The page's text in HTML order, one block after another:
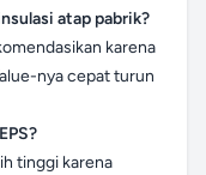
atap pabrik?
karena
nya cepat turun
tinggi karena